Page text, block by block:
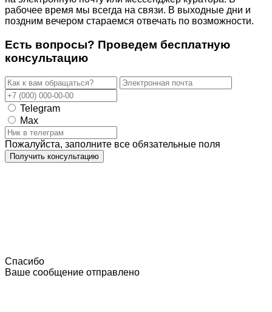
рабочее время мы всегда на связи. В выходные дни и
поздним вечером стараемся отвечать по возможности.
Есть вопросы? Проведем бесплатную
консультацию
Telegram
Max
Пожалуйста, заполните все обязательные поля
Получить консультацию
Спасибо
Ваше сообщение отправлено